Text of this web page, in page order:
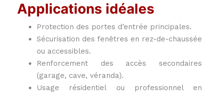
Applications idéales
Protection des portes d’entrée principales.
Sécurisation des fenêtres en rez-de-chaussée
ou accessibles.
Renforcement des accès secondaires
(garage, cave, véranda).
Usage résidentiel ou professionnel en